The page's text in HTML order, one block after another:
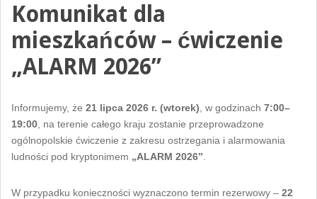
Komunikat dla
mieszkańców – ćwiczenie
„ALARM 2026”
Informujemy, że 21 lipca 2026 r. (wtorek) , w godzinach 7:00–
19:00 , na terenie całego kraju zostanie przeprowadzone
ogólnopolskie ćwiczenie z zakresu ostrzegania i alarmowania
ludności pod kryptonimem „ALARM 2026”
W przypadku konieczności wyznaczono termin rezerwowy – 22